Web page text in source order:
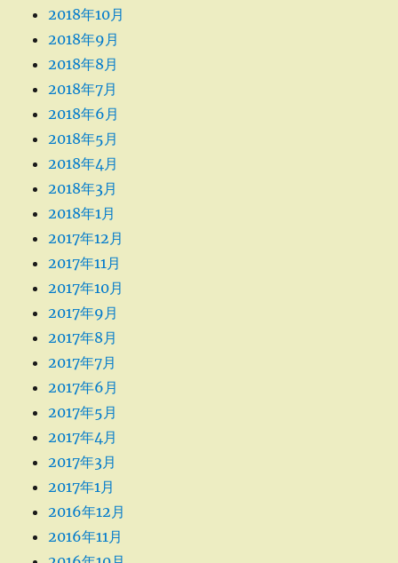
2018年10月
2018年9月
2018年8月
2018年7月
2018年6月
2018年5月
2018年4月
2018年3月
2018年1月
2017年12月
2017年11月
2017年10月
2017年9月
2017年8月
2017年7月
2017年6月
2017年5月
2017年4月
2017年3月
2017年1月
2016年12月
2016年11月